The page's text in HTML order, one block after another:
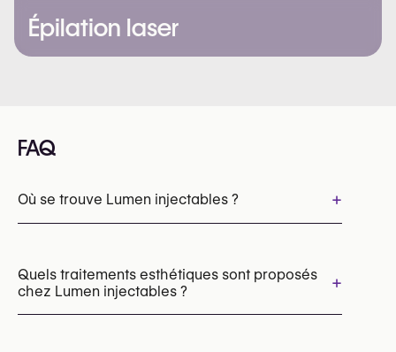
Épilation laser
FAQ
Où se trouve Lumen injectables ? +
Quels traitements esthétiques sont proposés
chez Lumen injectables ?
+